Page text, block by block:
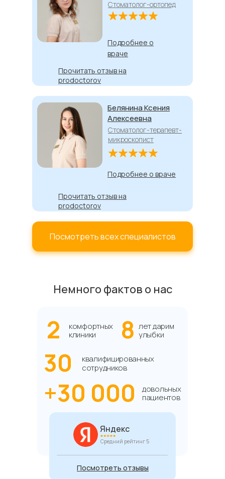
Посмотреть всех специалистов
Прочитать отзыв на
prodoctorov
Прочитать отзыв на
prodoctorov
Стоматолог-ортопед
Белянина Ксения
Алексеевна
Стоматолог-терапевт-
микроскопист
Подробнее о
враче
Подробнее о враче
Посмотреть отзывы
Яндекс
Средний рейтинг 5
Немного фактов о нас
комфортных
клиники
довольных
пациентов
квалифицированных
сотрудников
лет дарим
улыбки
2
+30 000
8
30